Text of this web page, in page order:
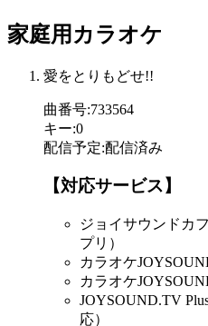
家庭用カラオケ
愛をとりもどせ!!
曲番号:733564
キー:0
配信予定:配信済み
【対応サービス】
ジョイサウンドカ
プリ）
カラオケ
カラオケ
JOYSOUND.TV
応）